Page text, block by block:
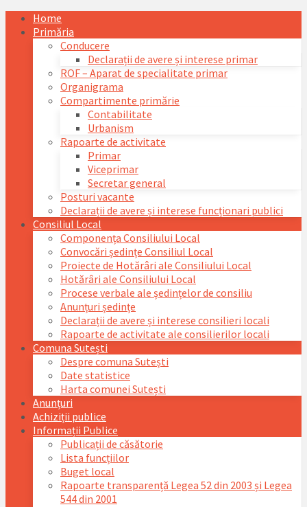
Skip
Skip
Skip
Skip
Home
Primăria
Conducere
Declarații de avere și interese primar
ROF – Aparat de specialitate primar
Organigrama
Compartimente primărie
Contabilitate
Urbanism
Rapoarte de activitate
Primar
Viceprimar
Secretar general
Posturi vacante
Declarații de avere și interese funcționari publici
Consiliul Local
Componența Consiliului Local
Convocări ședințe Consiliul Local
Proiecte de Hotărâri ale Consiliului Local
Hotărâri ale Consiliului Local
Procese verbale ale ședințelor de consiliu
Anunțuri ședințe
Declarații de avere și interese consilieri locali
Rapoarte de activitate ale consilierilor locali
Comuna Sutești
Despre comuna Sutești
Date statistice
Harta comunei Sutești
Anunțuri
Achiziții publice
Informații Publice
Publicații de căsătorie
Lista funcțiilor
Buget local
Rapoarte transparență Legea 52 din 2003 și Legea
544 din 2001